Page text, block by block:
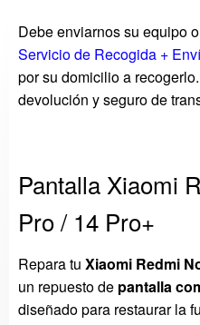
Debe enviarnos su equipo
Servicio de Recogida +
por su domicilio a
devolución y seguro de
Pantalla Xiaomi
Pro / 14 Pro+
Repara tu Xiaomi Redmi
un repuesto de pantalla
diseñado para restaurar la